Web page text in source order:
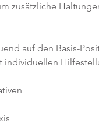
zusätzliche
auf den Basis-
individuellen